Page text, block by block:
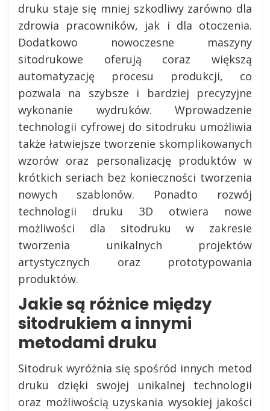
druku staje się mniej szkodliwy zarówno dla
zdrowia pracowników, jak i dla otoczenia.
Dodatkowo nowoczesne maszyny
sitodrukowe oferują coraz większą
automatyzację procesu produkcji, co
pozwala na szybsze i bardziej precyzyjne
wykonanie wydruków. Wprowadzenie
technologii cyfrowej do sitodruku umożliwia
także łatwiejsze tworzenie skomplikowanych
wzorów oraz personalizację produktów w
krótkich seriach bez konieczności tworzenia
nowych szablonów. Ponadto rozwój
technologii druku 3D otwiera nowe
możliwości dla sitodruku w zakresie
tworzenia unikalnych projektów
artystycznych oraz prototypowania
produktów.
Jakie są różnice między
sitodrukiem a innymi
metodami druku
Sitodruk wyróżnia się spośród innych metod
druku dzięki swojej unikalnej technologii
oraz możliwością uzyskania wysokiej jakości